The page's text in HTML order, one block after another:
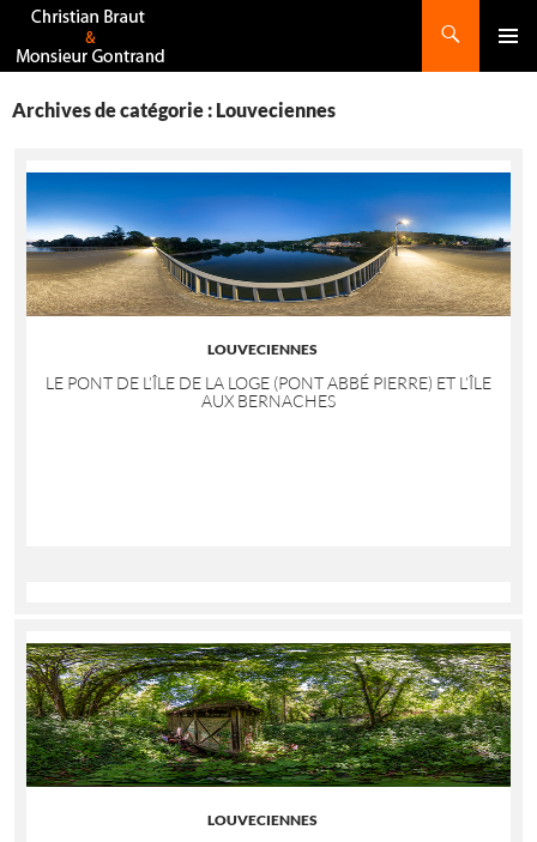
Recherche
AU
Archives de catégorie : Louveciennes
LOUVECIENNES
LE PONT DE L’ÎLE DE LA LOGE (PONT ABBÉ PIERRE) ET L’ÎLE
AUX BERNACHES
LOUVECIENNES